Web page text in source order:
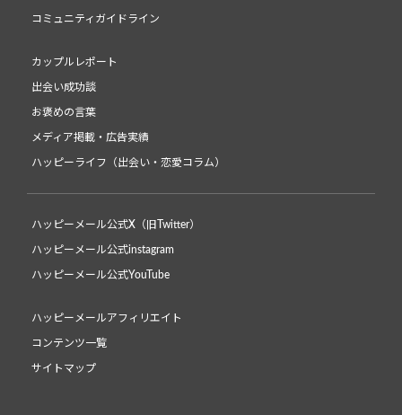
コミュニティガイドライン
カップルレポート
出会い成功談
お褒めの言葉
メディア掲載・広告実績
ハッピーライフ（出会い・恋愛コラム）
ハッピーメール公式X（旧Twitter）
ハッピーメール公式instagram
ハッピーメール公式YouTube
ハッピーメールアフィリエイト
コンテンツ一覧
サイトマップ